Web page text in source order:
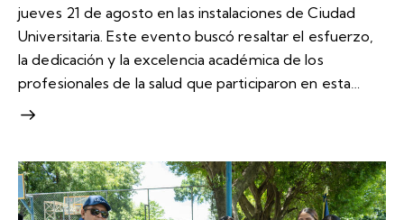
jueves 21 de agosto en las instalaciones de Ciudad
Universitaria. Este evento buscó resaltar el esfuerzo,
la dedicación y la excelencia académica de los
profesionales de la salud que participaron en esta…